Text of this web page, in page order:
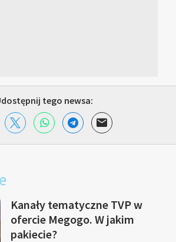
tego newsa:
Kanały tematyczne TVP w
ofercie Megogo. W jakim
pakiecie?